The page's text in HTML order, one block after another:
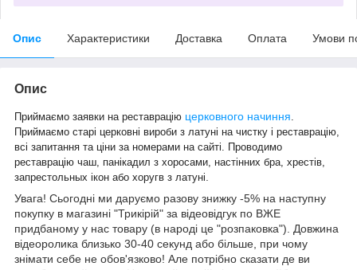
Опис Характеристики Доставка Оплата Умови
Опис
Приймаємо заявки на реставрацію церковного начиння
Приймаємо старі церковні вироби з латуні на чистку і реставрацію,
всі запитання та ціни за номерами на сайті. Проводимо
реставрацію чаш, панікадил з хоросами, настінних бра, хрестів,
запрестольных ікон або хоругв з латуні
Увага! Сьогодні ми даруємо разову знижку -5% на наступну
покупку в магазині "Трикірій" за відеовідгук по ВЖЕ
придбаному у нас товару (в народі це "розпаковка"). Довжина
відеоролика близько 30-40 секунд або більше, при чому
знімати себе не обов'язково! Але потрібно сказати де ви